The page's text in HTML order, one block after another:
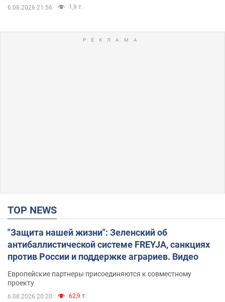
6.08.2026 21:56 1,9 т.
TOP NEWS
"Защита нашей жизни": Зеленский об
антибаллистической системе FREYJA, санкциях
против России и поддержке аграриев. Видео
Европейские партнеры присоединяются к совместному
проекту
6.08.2026 20:20 62,9 т.